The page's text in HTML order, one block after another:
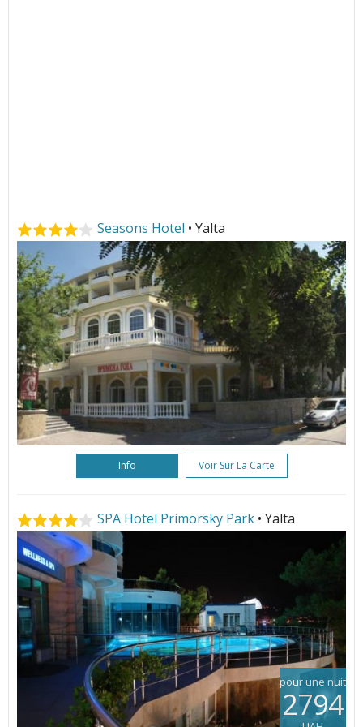
Seasons Hotel • Yalta
Info Voir Sur La Carte
SPA Hotel Primorsky Park • Yalta
pour une nuit
2794